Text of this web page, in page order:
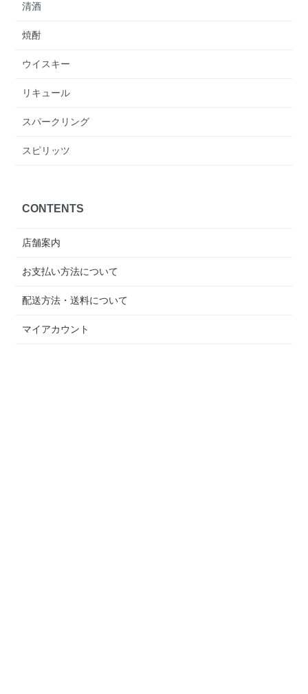
清酒
焼酎
ウイスキー
リキュール
スパークリング
スピリッツ
CONTENTS
店舗案内
お支払い方法について
配送方法・送料について
マイアカウント